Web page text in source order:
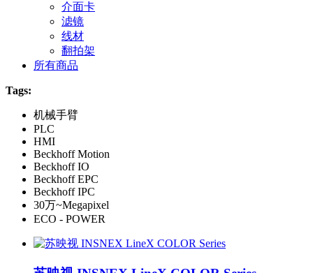
介面卡
滤镜
线材
翻拍架
所有商品
Tags:
机械手臂
PLC
HMI
Beckhoff Motion
Beckhoff IO
Beckhoff EPC
Beckhoff IPC
30万~Megapixel
ECO - POWER